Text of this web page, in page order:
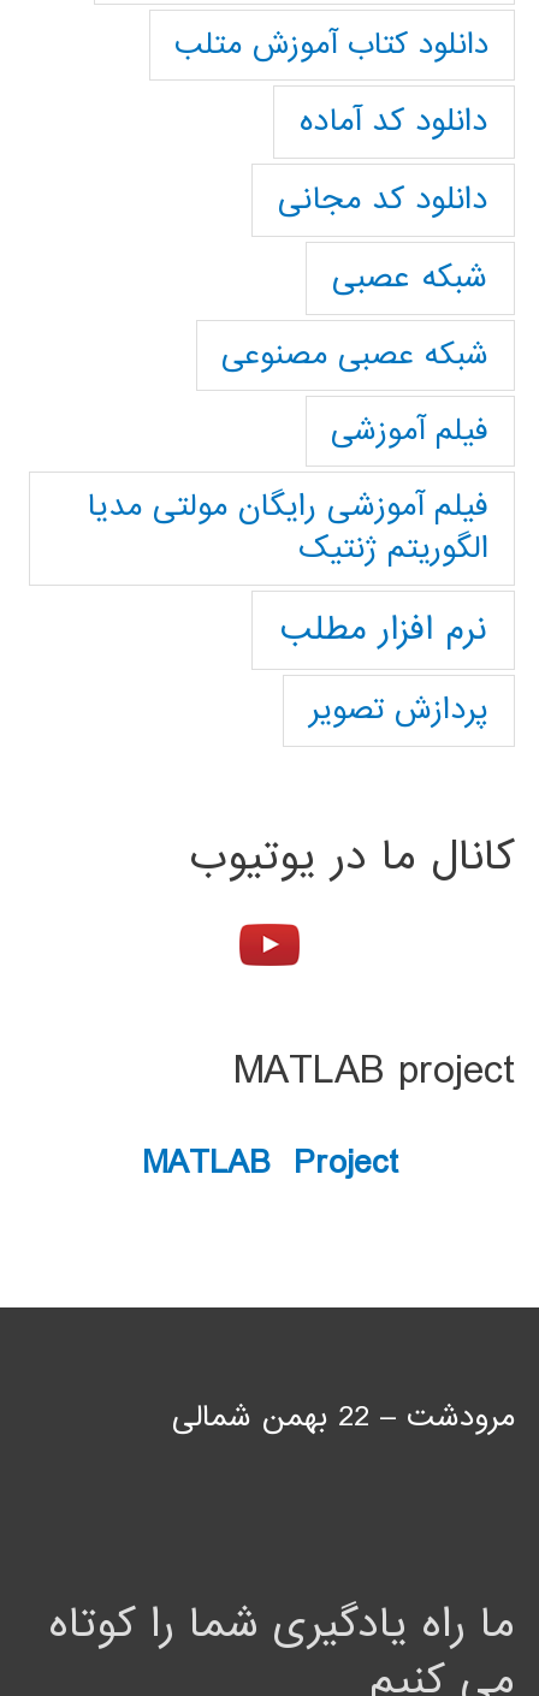
دانلود کتاب آموزش متلب
دانلود کد آماده
دانلود کد مجانی
شبکه عصبی
شبکه عصبی مصنوعی
فیلم آموزشی
فیلم آموزشی رایگان مولتی مدیا
الگوریتم ژنتیک
نرم افزار مطلب
پردازش تصویر
کانال ما در یوتیوب
MATLAB project
MATLAB Project
مرودشت – 22 بهمن شمالی
ما راه یادگیری شما را کوتاه
می کنیم